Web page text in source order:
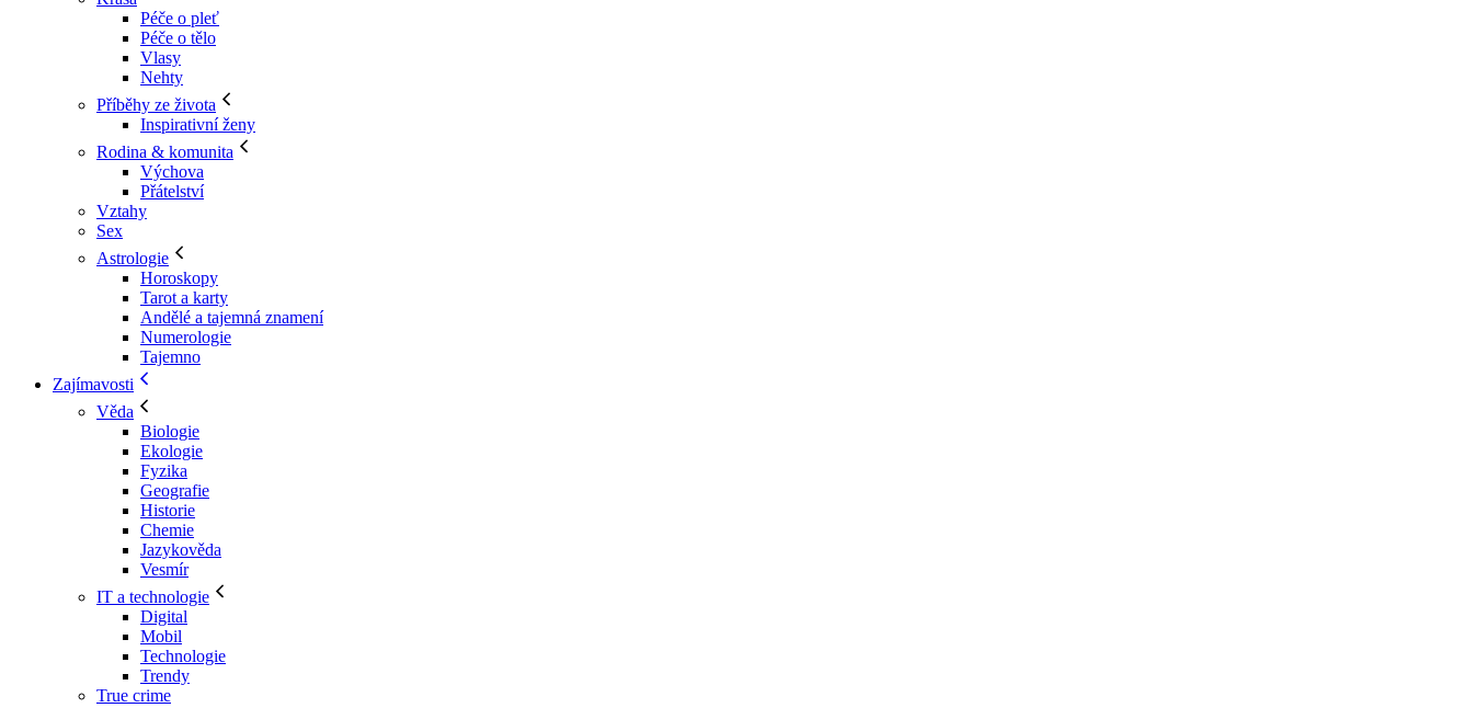
Péče o pleť
Péče o tělo
Vlasy
Nehty
Příběhy ze života
Inspirativní ženy
Rodina & komunita
Výchova
Přátelství
Vztahy
Sex
Astrologie
Horoskopy
Tarot a karty
Andělé a tajemná znamení
Numerologie
Tajemno
Zajímavosti
Věda
Biologie
Ekologie
Fyzika
Geografie
Historie
Chemie
Jazykověda
Vesmír
IT a technologie
Digital
Mobil
Technologie
Trendy
True crime